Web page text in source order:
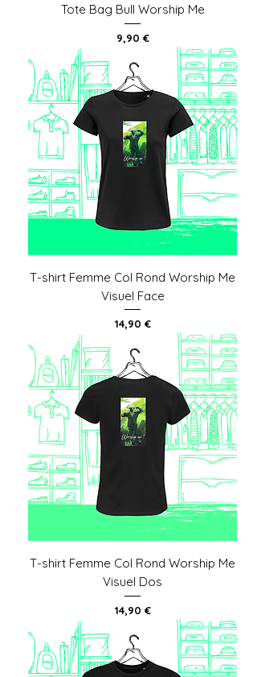
Tote Bag Bull Worship Me
Prix
9,90 €
T-shirt Femme Col Rond Worship Me
Visuel Face
Prix
14,90 €
T-shirt Femme Col Rond Worship Me
Visuel Dos
Prix
14,90 €